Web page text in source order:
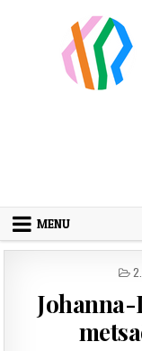
MENU